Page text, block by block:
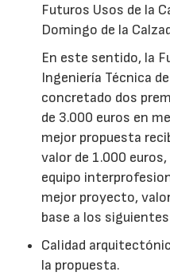
Futuros Usos de la
Domingo de la
En este sentido, la
Ingeniería Técnica
concretado dos
de 3.000 euros en
mejor propuesta
valor de 1.000
equipo
mejor proyecto,
base a los
Calidad
la propuesta.